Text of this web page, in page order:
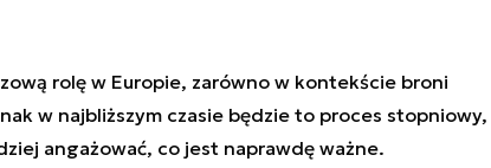
rolę w Europie, zarówno w kontekście broni
w najbliższym czasie będzie to proces stopniowy,
angażować, co jest naprawdę ważne.